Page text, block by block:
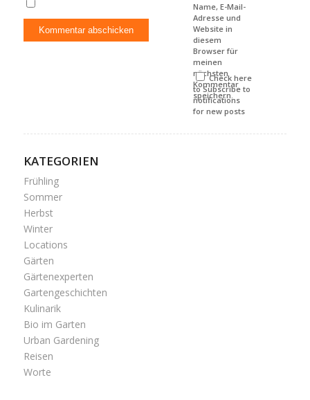
Name, E-Mail-
Adresse und
Website in
diesem
Browser für
meinen
nächsten
Kommentar
speichern.
Check here
to Subscribe to
notifications
for new posts
KATEGORIEN
Frühling
Sommer
Herbst
Winter
Locations
Gärten
Gärtenexperten
Gartengeschichten
Kulinarik
Bio im Garten
Urban Gardening
Reisen
Worte